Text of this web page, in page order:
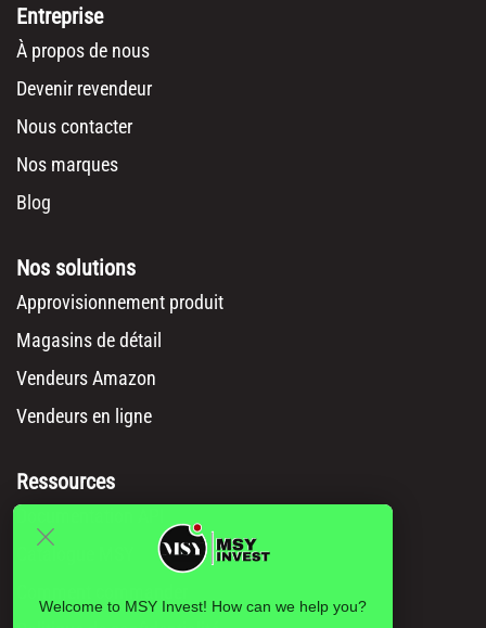
Entreprise
À propos de nous
Devenir revendeur
Nous contacter
Nos marques
Blog
Nos solutions
Approvisionnement produit
Magasins de détail
Vendeurs Amazon
Vendeurs en ligne
Ressources
Welcome to MSY Invest! How can we help you?